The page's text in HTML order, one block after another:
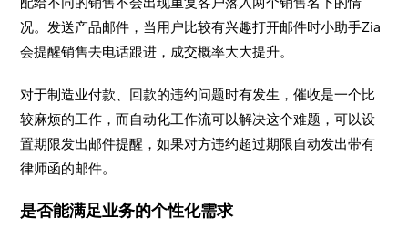
况。发送产品邮件，当用户比较有兴趣打开邮件时小助手Zia
会提醒销售去电话跟进，成交概率大大提升。
对于制造业付款、回款的违约问题时有发生，催收是一个比
较麻烦的工作，而自动化工作流可以解决这个难题，可以设
置期限发出邮件提醒，如果对方违约超过期限自动发出带有
律师函的邮件。
是否能满足业务的个性化需求